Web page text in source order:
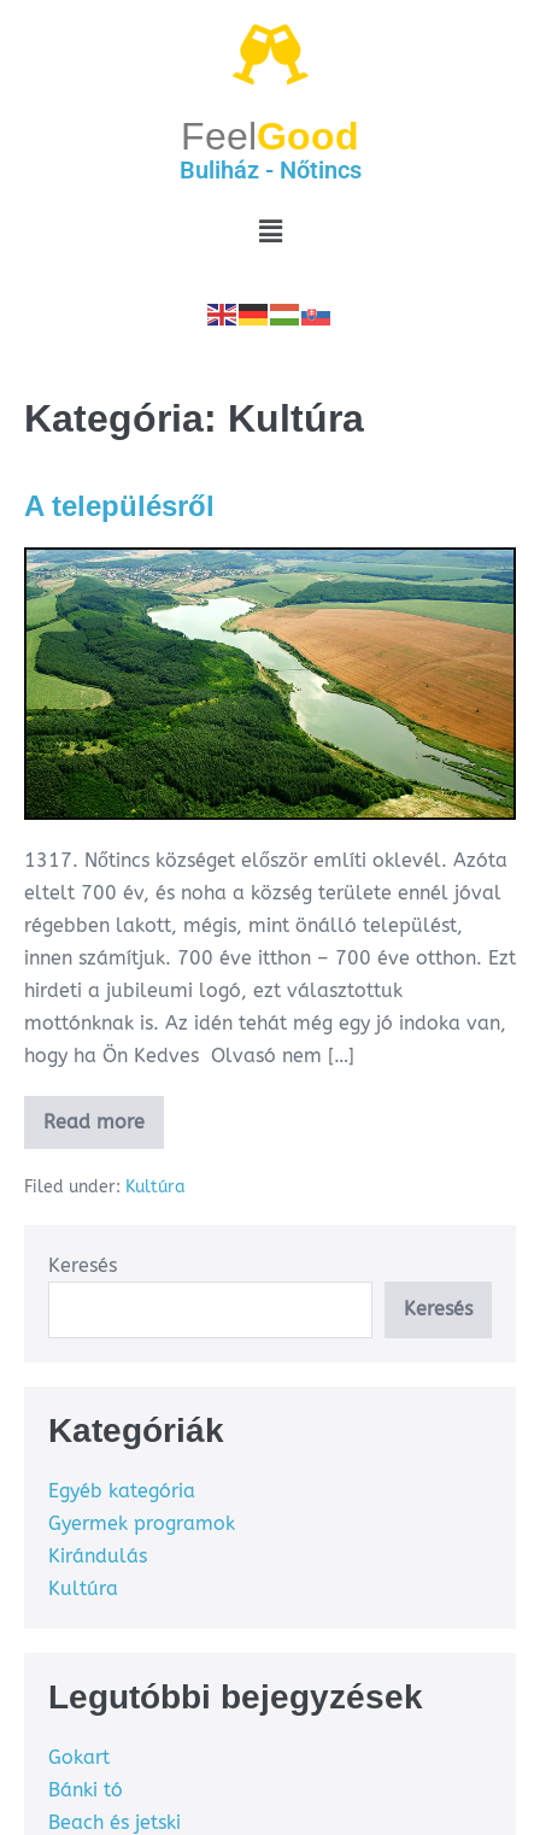
FeelGood
Buliház - Nőtincs
Kategória: Kultúra
A településről
1317. Nőtincs községet először említi oklevél. Azóta
eltelt 700 év, és noha a község területe ennél jóval
régebben lakott, mégis, mint önálló települést,
innen számítjuk. 700 éve itthon – 700 éve otthon. Ezt
hirdeti a jubileumi logó, ezt választottuk
mottónknak is. Az idén tehát még egy jó indoka van,
hogy ha Ön Kedves Olvasó nem […]
Read more
Filed under: Kultúra
Keresés
Keresés
Kategóriák
Egyéb kategória
Gyermek programok
Kirándulás
Kultúra
Legutóbbi bejegyzések
Gokart
Bánki tó
Beach és jetski